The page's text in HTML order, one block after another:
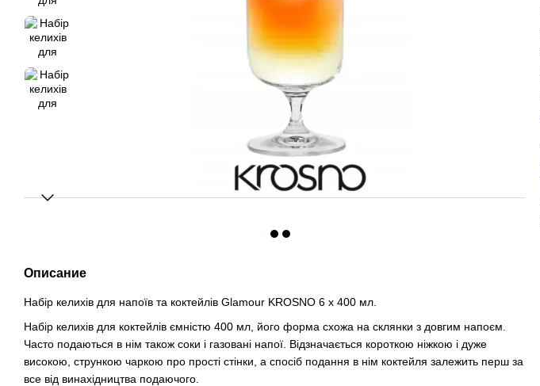
Описание
Набір келихів для напоїв та коктейлів Glamour KROSNO 6 x 400 мл.
Набір келихів для коктейлів ємністю 400 мл, його форма схожа на склянки з довгим напоєм.
Часто подаються в нім також соки і газовані напої. Відзначається короткою ніжкою і дуже
високою, стрункою чаркою про прості стінки, а спосіб подання в нім коктейля залежить перш за
все від винахідництва подаючого.